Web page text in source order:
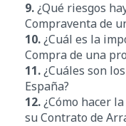
9.¿Qué riesgos
Compraventa de
10.¿Cuál es la
Compra de una
11.¿Cuáles son
España?
12.¿Cómo hacer
su Contrato de